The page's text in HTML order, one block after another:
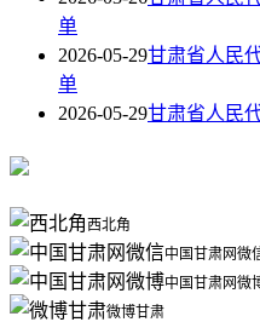
单
2026-05-29甘肃省人民
单
2026-05-29甘肃省人民
西北角
中国甘肃网微
中国甘肃网微
微博甘肃